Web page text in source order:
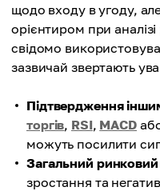
щодо входу в угоду,
орієнтиром при
свідомо
зазвичай звертають
Підтвердження
торгів, RSI, MACD
можуть посилити
Загальний ринковий
зростання та